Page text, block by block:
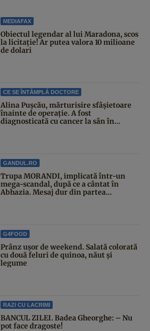
MEDIAFAX
Obiectul legendar al lui Maradona, scos
la licitație! Ar putea valora 10 milioane
de dolari
CE SE ÎNTÂMPLĂ DOCTORE
Alina Pușcău, mărturisire sfâșietoare
înainte de operație. A fost
diagnosticată cu cancer la sân în...
GANDUL.RO
Trupa MORANDI, implicată într-un
mega-scandal, după ce a cântat în
Abhazia. Mesaj dur din partea...
G4FOOD
Prânz ușor de weekend. Salată colorată
cu două feluri de quinoa, năut și
legume
RAZI CU LACRIMI
BANCUL ZILEI. Badea Gheorghe: – Nu
pot face dragoste!